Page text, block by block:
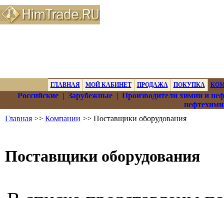
ГЛАВНАЯ МОЙ КАБИНЕТ ПРОДАЖА ПОКУПКА
Российские| Зарубежные| Производители химии и
Главная >> Компании >> Поставщики оборудования
Поставщики оборудования